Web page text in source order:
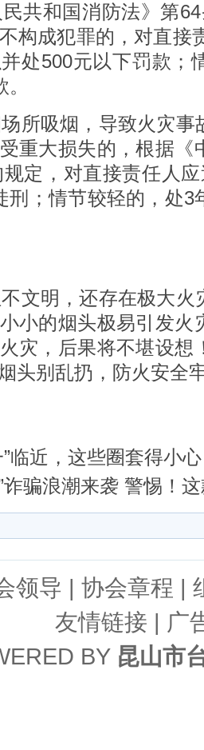
共和国消防法》第
构成犯罪的，对直接
处500元以下罚款；
所吸烟，导致火灾事
重大损失的，根据《
定，对直接责任人
刑；情节较轻的，处
文明，还存在极大火
小的烟头极易引发火
灾，后果将不堪设想
头别乱扔，防火安全
”临近，这些圈套得小心
诈骗浪潮来袭 警惕！
领导 | 协会章程 |
友情链接 | 广
BY 昆山市